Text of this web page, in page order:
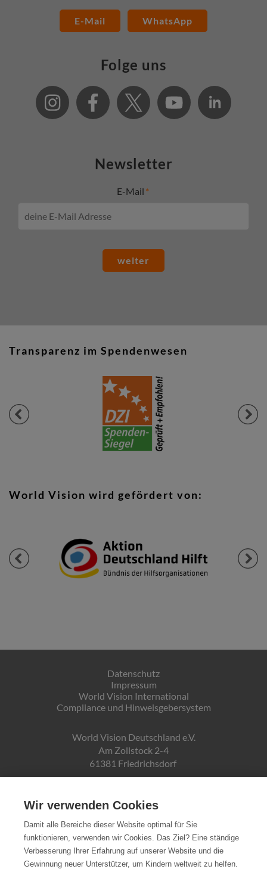
E-Mail WhatsApp
Folge uns
Newsletter
E-Mail
weiter
Transparenz im Spendenwesen
Previous Next
World Vision wird gefördert von:
Previous Next
Datenschutz
Impressum
World Vision International
Compliance und Hinweisgebersystem
World Vision Deutschland e.V.
Am Zollstock 2-4
61381 Friedrichsdorf
DE19ZZZ00000150171
Spendenkonto:
Pax-Bank für Kirche und Caritas eG
IBAN DE72370601934010500007
Wir verwenden Cookies
Damit alle Bereiche dieser Website optimal für Sie
funktionieren, verwenden wir Cookies. Das Ziel? Eine ständige
Verbesserung Ihrer Erfahrung auf unserer Website und die
Gewinnung neuer Unterstützer, um Kindern weltweit zu helfen.